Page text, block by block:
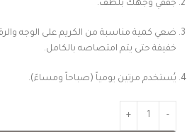
جففي وجهك بلطف.
ضعي كمية مناسبة من الكريم على الوجه
خفيفة حتى يتم امتصاصه بالكامل.
يُستخدم مرتين يومياً (صباحاً ومساءً).